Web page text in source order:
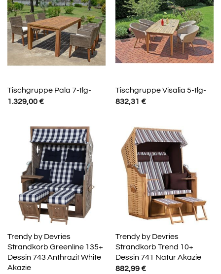
Tischgruppe Pala 7-tlg-
1.329,00€
Tischgruppe Visalia 5-tlg-
832,31 €
Trendy by Devries
Strandkorb Greenline 135+
Dessin 743 Anthrazit White
Akazie
Trendy by Devries
Strandkorb Trend 10+
Dessin 741 Natur Akazie
882,99€